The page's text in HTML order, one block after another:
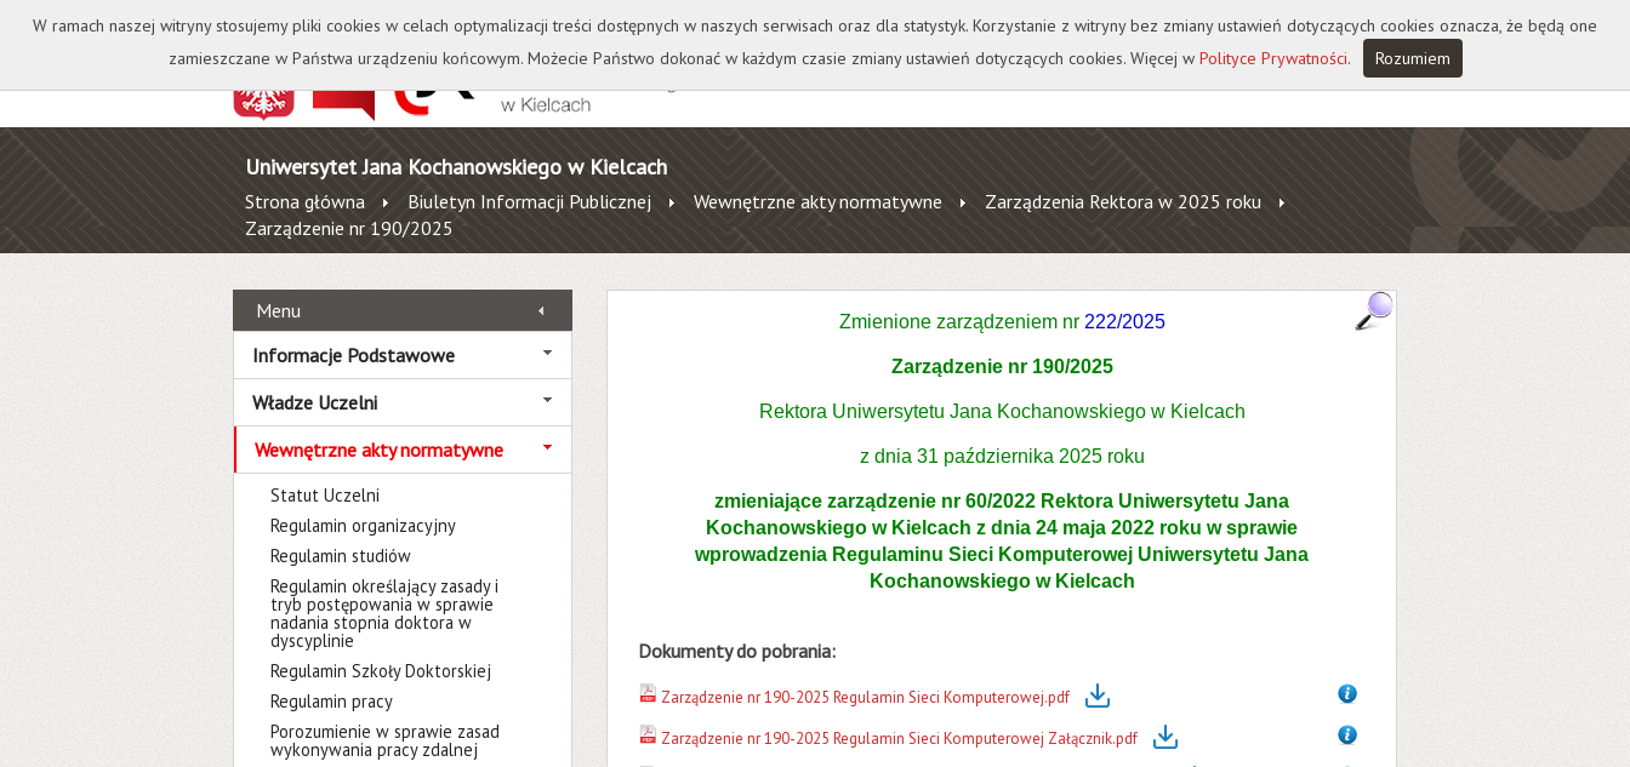
Kontakt Biblioteka Wydawnictwo Wirtualna Uczelnia A A A A
Uniwersytet Jana Kochanowskiego w Kielcach
Strona główna Biuletyn Informacji Publicznej Wewnętrzne akty normatywne
Zarządzenia Rektora w 2025 roku
Zarządzenie nr 190/2025
Menu
Informacje Podstawowe
Władze Uczelni
Wewnętrzne akty normatywne
Statut Uczelni
Regulamin organizacyjny
Regulamin studiów
Regulamin określający zasady i
tryb postępowania w sprawie
nadania stopnia doktora w
dyscyplinie
Regulamin Szkoły Doktorskiej
Regulamin pracy
Porozumienie w sprawie zasad
wykonywania pracy zdalnej
Zmienione zarządzeniem nr 222/2025
Zarządzenie nr 190/2025
Rektora Uniwersytetu Jana Kochanowskiego w Kielcach
z dnia 31 października 2025 roku
zmieniające zarządzenie nr 60/2022 Rektora Uniwersytetu Jana
Kochanowskiego w Kielcach z dnia 24 maja 2022 roku w sprawie
wprowadzenia Regulaminu Sieci Komputerowej Uniwersytetu Jana
Kochanowskiego w Kielcach
Dokumenty do pobrania:
Zarządzenie nr 190-2025 Regulamin Sieci Komputerowej.pdf
Zarządzenie nr 190-2025 Regulamin Sieci Komputerowej Załącznik.pdf
W ramach naszej witryny stosujemy pliki cookies w celach optymalizacji treści dostępnych w naszych serwisach oraz dla statystyk. Korzystanie z witryny bez zmiany ustawień dotyczących cookies oznacza, że będą one
zamieszczane w Państwa urządzeniu końcowym. Możecie Państwo dokonać w każdym czasie zmiany ustawień dotyczących cookies. Więcej w Polityce Prywatności. Rozumiem